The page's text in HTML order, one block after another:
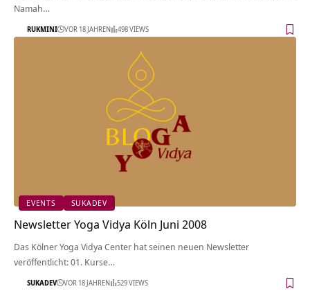
Namah…
RUKMINI VOR 18 JAHREN 498 VIEWS
EVENTS SUKADEV
Newsletter Yoga Vidya Köln Juni 2008
Das Kölner Yoga Vidya Center hat seinen neuen Newsletter
veröffentlicht: 01. Kurse…
SUKADEV VOR 18 JAHREN 529 VIEWS